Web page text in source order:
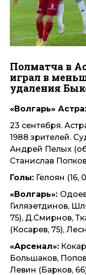
Полматча в
играл в
удаления
«Волгарь»
23 сентября.
1988 зрителей.
Андрей Пелых
Станислав
Голы: Гелоян (16,
«Волгарь»:
Гилязетдинов,
75), Д.Смирнов,
(Косарев, 75),
«Арсенал»:
Большаков,
Левин (Барков,